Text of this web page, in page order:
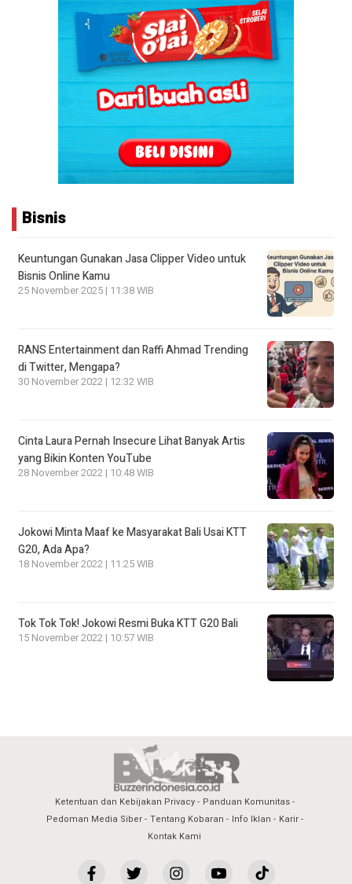
Bisnis
Keuntungan Gunakan Jasa Clipper Video untuk
Bisnis Online Kamu
25 November 2025 | 11:38 WIB
RANS Entertainment dan Raffi Ahmad Trending
di Twitter, Mengapa?
30 November 2022 | 12:32 WIB
Cinta Laura Pernah Insecure Lihat Banyak Artis
yang Bikin Konten YouTube
28 November 2022 | 10:48 WIB
Jokowi Minta Maaf ke Masyarakat Bali Usai KTT
G20, Ada Apa?
18 November 2022 | 11:25 WIB
Tok Tok Tok! Jokowi Resmi Buka KTT G20 Bali
15 November 2022 | 10:57 WIB
Ketentuan dan Kebijakan Privacy
Panduan Komunitas
Pedoman Media Siber
Tentang Kobaran Info Iklan
Karir
Kontak Kami